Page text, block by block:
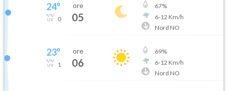
24°
0
ore
05
67%
6-12 Km/h
Nord NO
23°
1
ore
06
69%
6-12 Km/h
Nord NO